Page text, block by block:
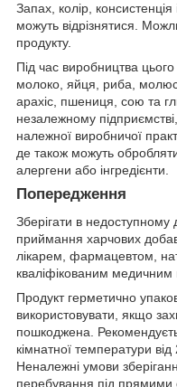
Запах, колір, консистенція
можуть відрізнятися.
продукту.
Під час виробництва
молоко, яйця, риба,
арахіс, пшениця, сою та
незалежному
належної виробничої
де також можуть
алергени або інгредієнти.
Попередження
Зберігати в недоступному
приймання харчових
лікарем, фармацевтом,
кваліфікованим медичним
Продукт герметично
використовувати, якщо
пошкоджена.
кімнатної температури
Неналежні умови
перебування під